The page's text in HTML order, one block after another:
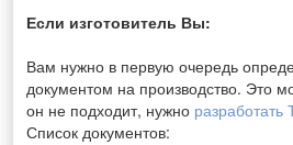
Если изготовитель Вы:
Вам нужно в первую очередь
документом на производство. Это
он не подходит, нужно разработать
Список документов: